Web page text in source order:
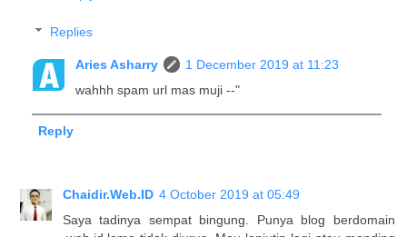
Replies
Aries Asharry
1 December 2019 at 11:23
wahhh spam url mas muji --"
Reply
Chaidir.Web.ID 4 October 2019 at 05:49
Saya tadinya sempat bingung. Punya blog berdomain